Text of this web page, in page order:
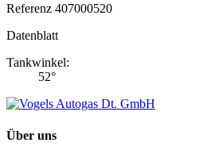
Referenz 407000520
Datenblatt
Tankwinkel:
52°
Über uns